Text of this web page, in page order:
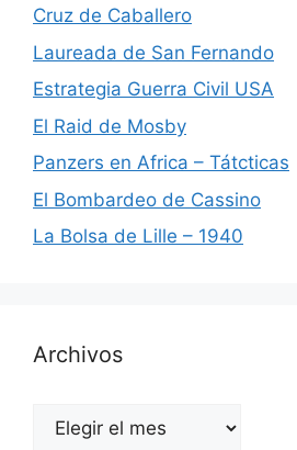
Cruz de Caballero
Laureada de San Fernando
Estrategia Guerra Civil USA
El Raid de Mosby
Panzers en Africa – Tátcticas
El Bombardeo de Cassino
La Bolsa de Lille – 1940
Archivos
Archivos